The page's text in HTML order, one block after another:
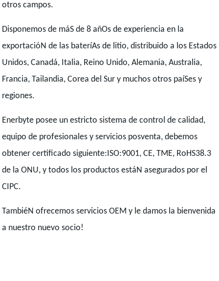
otros campos.
Disponemos de máS de 8 añOs de experiencia en la
exportacióN de las bateríAs de litio, distribuido a los Estados
Unidos, Canadá, Italia, Reino Unido, Alemania, Australia,
Francia, Tailandia, Corea del Sur y muchos otros paíSes y
regiones.
Enerbyte posee un estricto sistema de control de calidad,
equipo de profesionales y servicios posventa, debemos
obtener certificado siguiente:ISO:9001, CE, TME, RoHS38.3
de la ONU, y todos los productos estáN asegurados por el
CIPC.
TambiéN ofrecemos servicios OEM y le damos la bienvenida
a nuestro nuevo socio!